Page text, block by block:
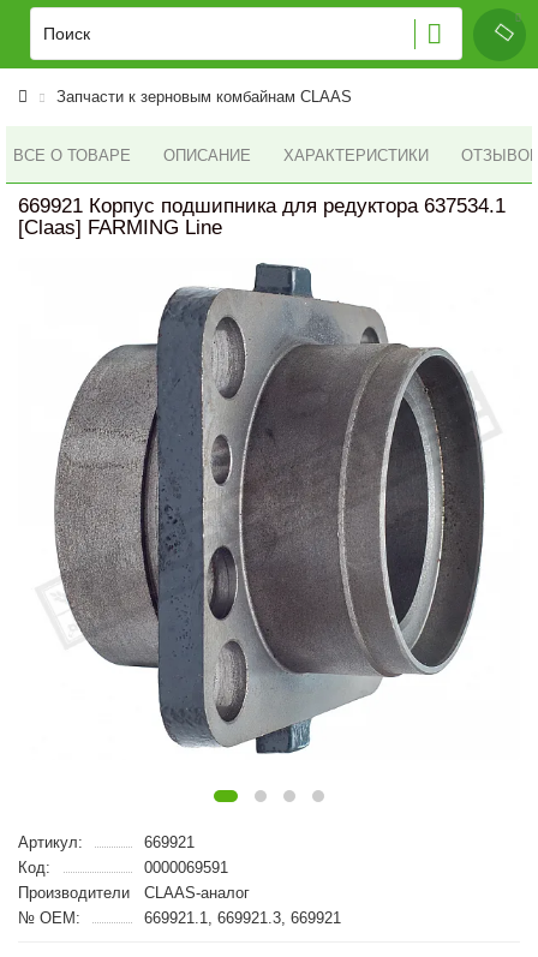
Запчасти к зерновым комбайнам CLAAS
ВСЕ О ТОВАРЕ ОПИСАНИЕ ХАРАКТЕРИСТИКИ ОТЗЫВОВ
669921 Корпус подшипника для редуктора 637534.1
[Claas] FARMING Line
Артикул:
669921
Код:
0000069591
Производители
CLAAS-аналог
№ OEM:
669921.1, 669921.3, 669921